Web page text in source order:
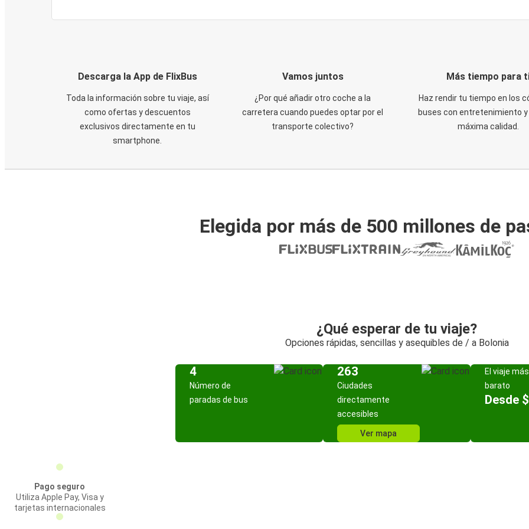
Descarga la App de FlixBus
Toda la información sobre tu viaje, así
como ofertas y descuentos
exclusivos directamente en tu
smartphone.
Vamos juntos
¿Por qué añadir otro coche a la
carretera cuando puedes optar por el
transporte colectivo?
Más tiempo para
Haz rendir tu tiempo en los
buses con entretenimiento y
máxima calidad.
Elegida por más de 500 millones de
¿Qué esperar de tu viaje?
Opciones rápidas, sencillas y asequibles de / a Bolonia
4
Número de
paradas de bus
263
Ciudades
directamente
accesibles
Ver mapa
El viaje más
barato
Desde
Pago seguro
Utiliza Apple Pay, Visa y
tarjetas internacionales